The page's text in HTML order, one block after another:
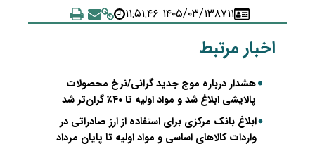
۸۷۱۱۱۴۰۵/۰۳/۱۳ ۱۱:۵۱:۴۶
اخبار مرتبط
هشدار درباره موج جدید گرانی/نرخ محصولات
پالایشی ابلاغ شد و مواد اولیه تا ۴۰٪ گران‌تر شد
ابلاغ بانک مرکزی برای استفاده از ارز صادراتی در
واردات کالاهای اساسی و مواد اولیه تا پایان مرداد